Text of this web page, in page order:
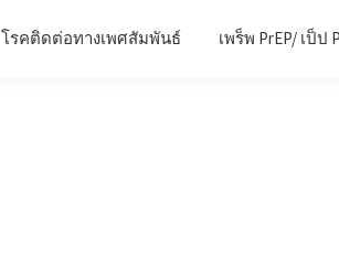
โรคติดต่อทางเพศสัมพันธ์ เพร็พ PrEP/ เป็ป